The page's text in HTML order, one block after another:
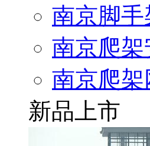
南京脚手
南京爬架
南京爬架
新品上市